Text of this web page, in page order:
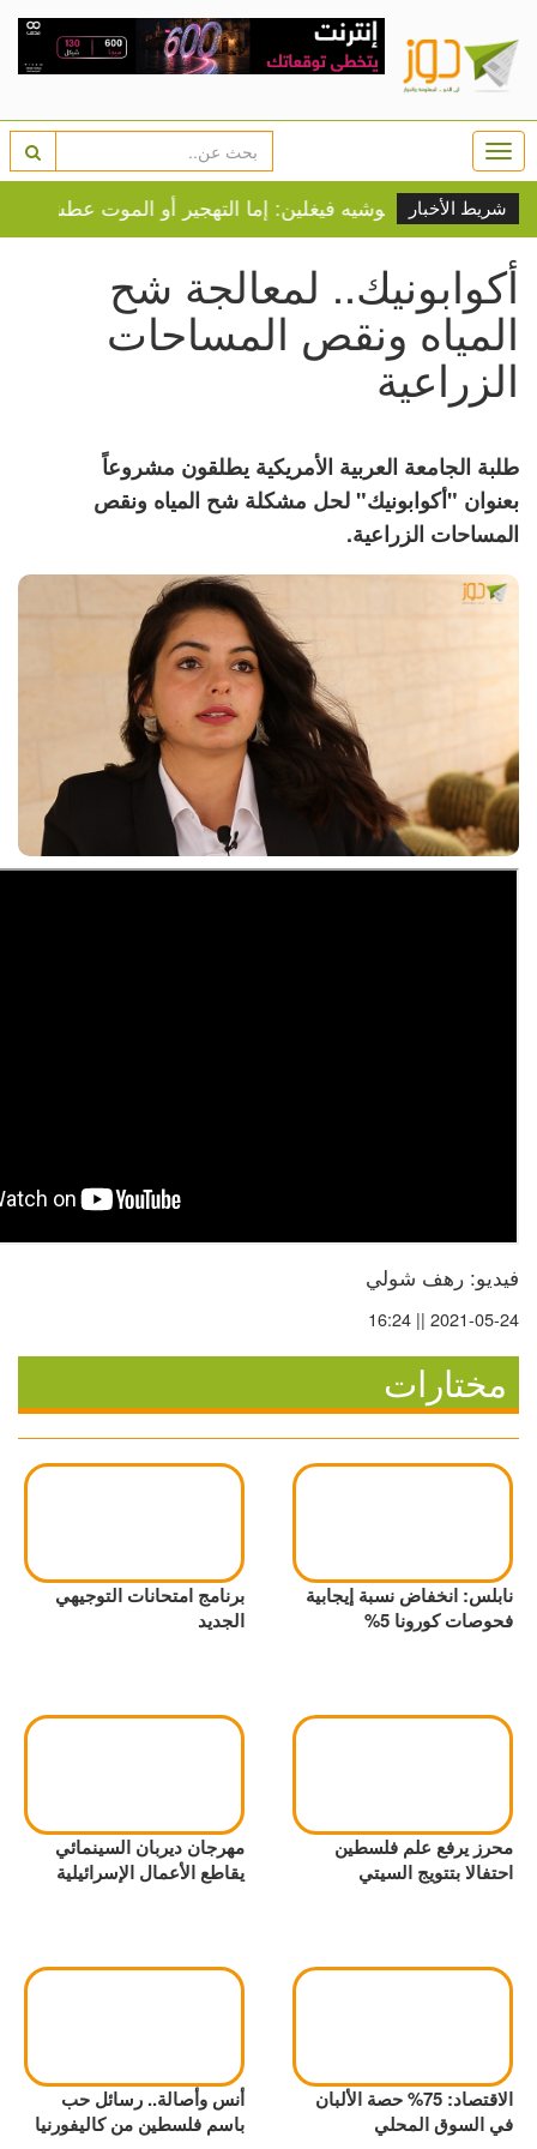
شريط الأخبارموشيه فيغلين: إما التهجير أو الموت عطشا لجميع
أكوابونيك.. لمعالجة شح
المياه ونقص المساحات
الزراعية
طلبة الجامعة العربية الأمريكية يطلقون مشروعاً
بعنوان "أكوابونيك" لحل مشكلة شح المياه ونقص
المساحات الزراعية.
فيديو: رهف شولي
2021-05-24 || 16:24
مختارات
نابلس: انخفاض نسبة إيجابية
فحوصات كورونا 5%
برنامج امتحانات التوجيهي
الجديد
محرز يرفع علم فلسطين
احتفالا بتتويج السيتي
مهرجان ديربان السينمائي
يقاطع الأعمال الإسرائيلية
الاقتصاد: 75% حصة الألبان
في السوق المحلي
أنس وأصالة.. رسائل حب
باسم فلسطين من كاليفورنيا